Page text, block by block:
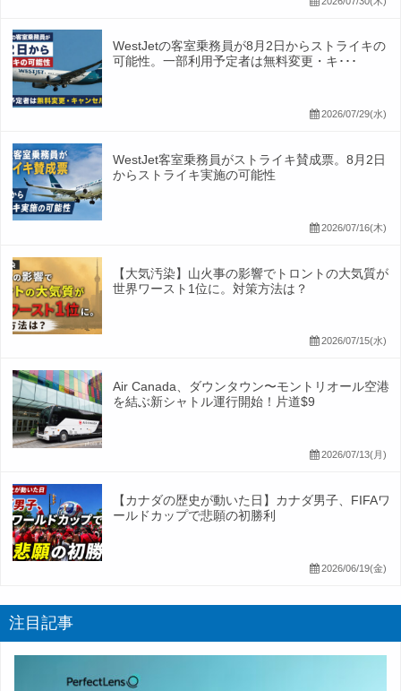
WestJetの客室乗務員が8月2日からストライキの
可能性。一部利用予定者は無料変更・キ･･･
2026/07/29(水)
WestJet客室乗務員がストライキ賛成票。8月2日
からストライキ実施の可能性
2026/07/16(木)
【大気汚染】山火事の影響でトロントの大気質が
世界ワースト1位に。対策方法は？
2026/07/15(水)
Air Canada、ダウンタウン〜モントリオール空港
を結ぶ新シャトル運行開始！片道$9
2026/07/13(月)
【カナダの歴史が動いた日】カナダ男子、FIFAワ
ールドカップで悲願の初勝利
2026/06/19(金)
注目記事